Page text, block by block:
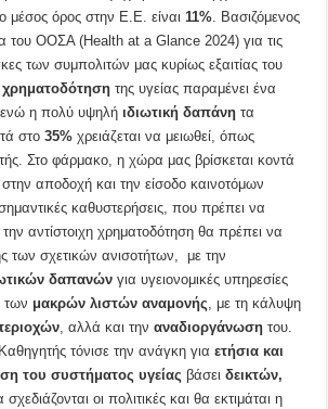
μέσος όρος στην Ε.Ε. είναι11%. Βασιζόμενος
του ΟΟΣΑ (Health at a Glance 2024) για τις
των συμπολιτών μας κυρίως εξαιτίας του
χρηματοδότηση της υγείας παραμένει ένα
ενώ η πολύ υψηλήιδιωτική δαπάνη τα
στο 35% χρειάζεται να μειωθεί, όπως
Στο φάρμακο, η χώρα μας βρίσκεται κοντά
αποδοχή και την είσοδο καινοτόμων
καθυστερήσεις, που πρέπει να
αντίστοιχη χρηματοδότηση θα πρέπει να
των σχετικών ανισοτήτων, με την
δαπανών για υγειονομικές υπηρεσίες
των μακρών λιστών αναμονής, με τη κάλυψη
, αλλά και τηναναδιοργάνωση του.
τόνισε την ανάγκη γιαετήσια και
του συστήματος υγείας βάσειδεικτών,
οι πολιτικές και θα εκτιμάται η